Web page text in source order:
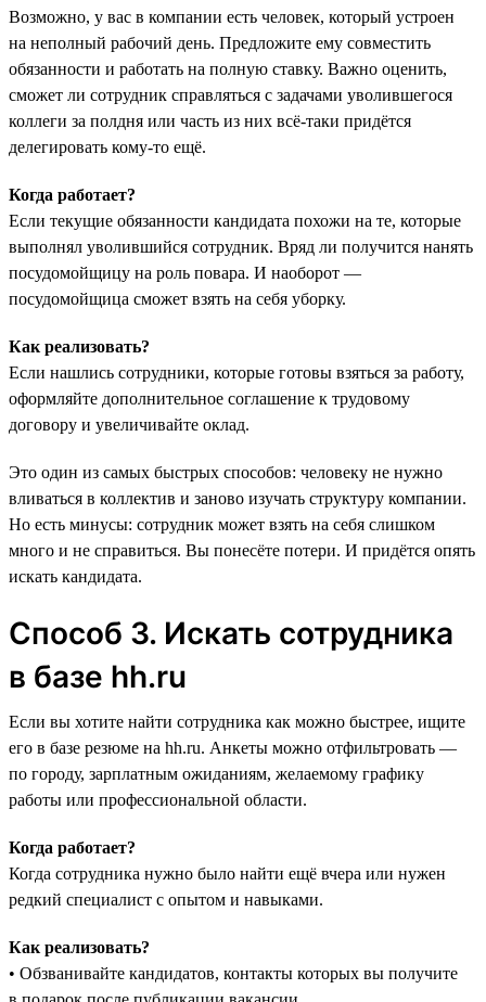
Возможно, у вас в компании есть человек, который устроен
на неполный рабочий день. Предложите ему совместить
обязанности и работать на полную ставку. Важно оценить,
сможет ли сотрудник справляться с задачами уволившегося
коллеги за полдня или часть из них всё-таки придётся
делегировать кому-то ещё.
Когда работает?
Если текущие обязанности кандидата похожи на те, которые
выполнял уволившийся сотрудник. Вряд ли получится нанять
посудомойщицу на роль повара. И наоборот —
посудомойщица сможет взять на себя уборку.
Как реализовать?
Если нашлись сотрудники, которые готовы взяться за работу,
оформляйте дополнительное соглашение к трудовому
договору и увеличивайте оклад.
Это один из самых быстрых способов: человеку не нужно
вливаться в коллектив и заново изучать структуру компании.
Но есть минусы: сотрудник может взять на себя слишком
много и не справиться. Вы понесёте потери. И придётся опять
искать кандидата.
Способ 3. Искать сотрудника
в базе hh.ru
Если вы хотите найти сотрудника как можно быстрее, ищите
его в базе резюме на hh.ru‎. Анкеты можно отфильтровать —
по городу, зарплатным ожиданиям, желаемому графику
работы или профессиональной области.
Когда работает?
Когда сотрудника нужно было найти ещё вчера или нужен
редкий специалист с опытом и навыками.
Как реализовать?
• Обзванивайте кандидатов, контакты которых вы получите